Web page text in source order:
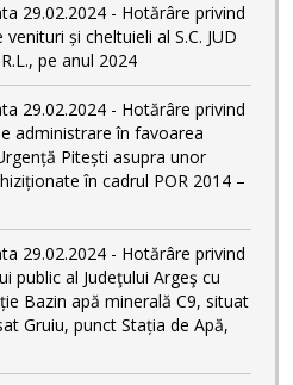
29.02.2024 - Hotărâre privind
și cheltuieli al S.C. JUD
pe anul 2024
29.02.2024 - Hotărâre privind
administrare în favoarea
Pitești asupra unor
în cadrul POR 2014 –
29.02.2024 - Hotărâre privind
public al Judeţului Argeş cu
Bazin apă minerală C9, situat
Gruiu, punct Stația de Apă,